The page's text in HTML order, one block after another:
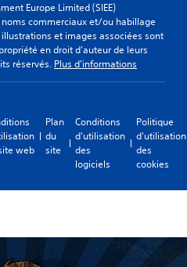
Europe Limited (SIEE)
commerciaux et/ou habillage
et images associées sont
en droit d'auteur de leurs
réservés. Plus d'informations
web
Plan
du
site
Conditions
d'utilisation
des
logiciels
Politique
d'utilisation
des
cookies